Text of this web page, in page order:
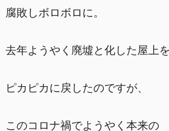
腐敗しボロボロに。
去年ようやく廃墟と化した屋上を
ピカピカに戻したのですが、
このコロナ禍でようやく本来の